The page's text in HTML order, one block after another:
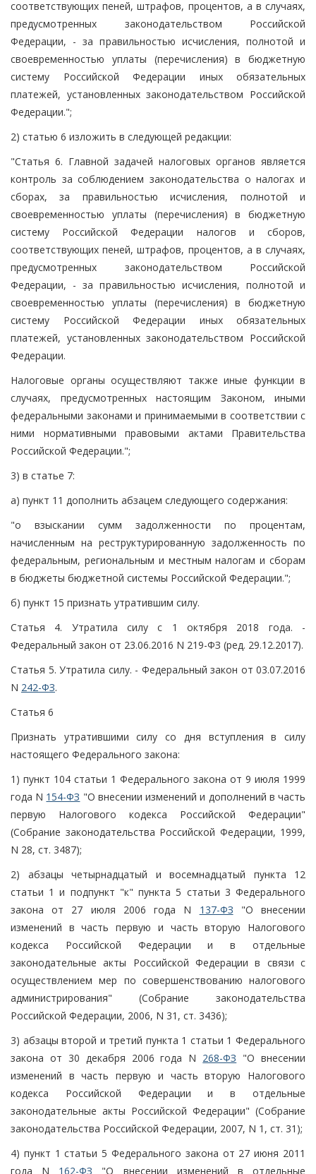
соответствующих пеней, штрафов, процентов, а в случаях,
предусмотренных законодательством Российской
Федерации, - за правильностью исчисления, полнотой и
своевременностью уплаты (перечисления) в бюджетную
систему Российской Федерации иных обязательных
платежей, установленных законодательством Российской
Федерации.";
2) статью 6 изложить в следующей редакции:
"Статья 6. Главной задачей налоговых органов является
контроль за соблюдением законодательства о налогах и
сборах, за правильностью исчисления, полнотой и
своевременностью уплаты (перечисления) в бюджетную
систему Российской Федерации налогов и сборов,
соответствующих пеней, штрафов, процентов, а в случаях,
предусмотренных законодательством Российской
Федерации, - за правильностью исчисления, полнотой и
своевременностью уплаты (перечисления) в бюджетную
систему Российской Федерации иных обязательных
платежей, установленных законодательством Российской
Федерации.
Налоговые органы осуществляют также иные функции в
случаях, предусмотренных настоящим Законом, иными
федеральными законами и принимаемыми в соответствии с
ними нормативными правовыми актами Правительства
Российской Федерации.";
3) в статье 7:
а) пункт 11 дополнить абзацем следующего содержания:
"о взыскании сумм задолженности по процентам,
начисленным на реструктурированную задолженность по
федеральным, региональным и местным налогам и сборам
в бюджеты бюджетной системы Российской Федерации.";
б) пункт 15 признать утратившим силу.
Статья 4. Утратила силу с 1 октября 2018 года. -
Федеральный закон от 23.06.2016 N 219-ФЗ (ред. 29.12.2017).
Статья 5. Утратила силу. - Федеральный закон от 03.07.2016
N 242-ФЗ.
Статья 6
Признать утратившими силу со дня вступления в силу
настоящего Федерального закона:
1) пункт 104 статьи 1 Федерального закона от 9 июля 1999
года N 154-ФЗ "О внесении изменений и дополнений в часть
первую Налогового кодекса Российской Федерации"
(Собрание законодательства Российской Федерации, 1999,
N 28, ст. 3487);
2) абзацы четырнадцатый и восемнадцатый пункта 12
статьи 1 и подпункт "к" пункта 5 статьи 3 Федерального
закона от 27 июля 2006 года N 137-ФЗ "О внесении
изменений в часть первую и часть вторую Налогового
кодекса Российской Федерации и в отдельные
законодательные акты Российской Федерации в связи с
осуществлением мер по совершенствованию налогового
администрирования" (Собрание законодательства
Российской Федерации, 2006, N 31, ст. 3436);
3) абзацы второй и третий пункта 1 статьи 1 Федерального
закона от 30 декабря 2006 года N 268-ФЗ "О внесении
изменений в часть первую и часть вторую Налогового
кодекса Российской Федерации и в отдельные
законодательные акты Российской Федерации" (Собрание
законодательства Российской Федерации, 2007, N 1, ст. 31);
4) пункт 1 статьи 5 Федерального закона от 27 июня 2011
года N 162-ФЗ "О внесении изменений в отдельные